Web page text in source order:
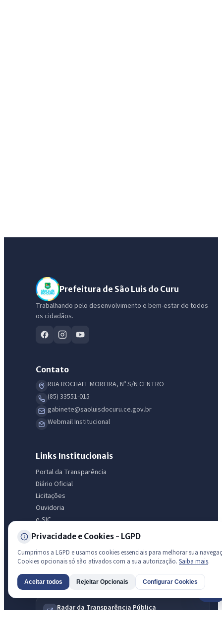
Prefeitura de São Luis do Curu
Trabalhando pelo desenvolvimento e bem-estar de todos
os cidadãos.
Contato
RUA ROCHAEL MOREIRA, Nº S/N CENTRO
(85) 33551-015
gabinete@saoluisdocuru.ce.gov.br
Webmail Institucional
Links Institucionais
Portal da Transparência
Diário Oficial
Licitações
Ouvidoria
e-SIC
LGPD
Acessibilidade
Transparência
Radar da Transparência Pública
Privacidade e Cookies - LGPD
Cumprimos a LGPD e usamos cookies essenciais para melhorar sua
Cookies opcionais só são ativados com a sua autorização. Saiba mais.
Aceitar todos Rejeitar Opcionais Configurar Cookies
IntGest AI
Assistente do Portal
Olá. Pergunte sobre serviços, notícias, legislação, Diário Oficial,
licitações, estrutura ou transparência do município.
Licitações abertas Carta de serviços